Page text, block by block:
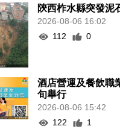
陝西柞水縣突發泥
2026-08-06 16:02
112
0
酒店營運及餐飲職
旬舉行
2026-08-06 15:42
122
1